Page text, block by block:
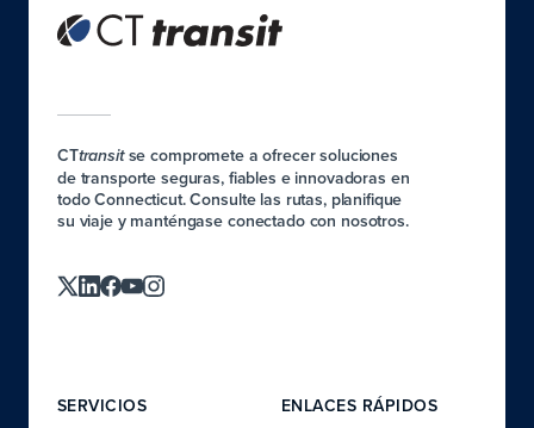
SERVICIOS ENLACES RÁPIDOS
CTtransitse compromete a ofrecer soluciones
de transporte seguras, fiables e innovadoras en
todo Connecticut. Consulte las rutas, planifique
su viaje y manténgase conectado con nosotros.